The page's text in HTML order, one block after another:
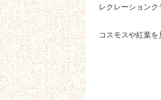
レクレーションク
コスモスや紅葉